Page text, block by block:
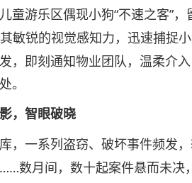
童游乐区偶现小狗“不速之客”
敏锐的视觉感知力，迅速捕捉
，即刻通知物业团队，温柔介
。
，智眼破晓
，一系列盗窃、破坏事件频发
……数月间，数十起案件悬而未决